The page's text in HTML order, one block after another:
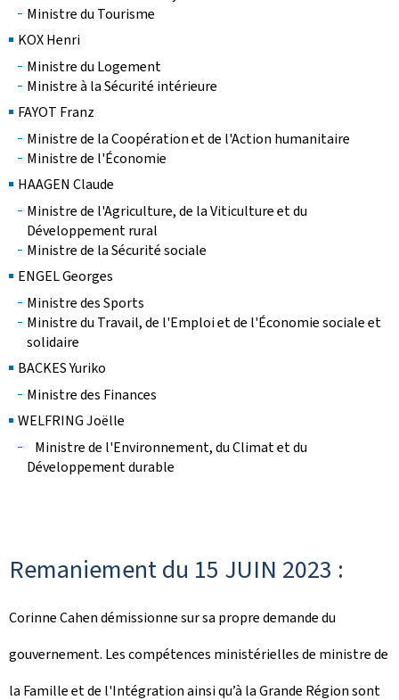
Ministre du Tourisme
KOX Henri
Ministre du Logement
Ministre à la Sécurité intérieure
FAYOT Franz
Ministre de la Coopération et de l'Action humanitaire
Ministre de l'Économie
HAAGEN Claude
Ministre de l'Agriculture, de la Viticulture et du
Développement rural
Ministre de la Sécurité sociale
ENGEL Georges
Ministre des Sports
Ministre du Travail, de l'Emploi et de l'Économie sociale et
solidaire
BACKES Yuriko
Ministre des Finances
WELFRING Joëlle
Ministre de l'Environnement, du Climat et du
Développement durable
Remaniement du 15 JUIN 2023 :
Corinne Cahen démissionne sur sa propre demande du
gouvernement. Les compétences ministérielles de ministre de
la Famille et de l'Intégration ainsi qu’à la Grande Région sont